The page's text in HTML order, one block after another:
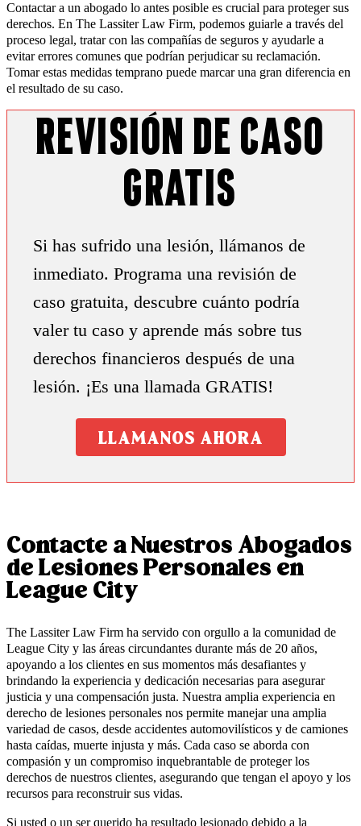
Contactar a un abogado lo antes posible es crucial para proteger sus
derechos. En The Lassiter Law Firm, podemos guiarle a través del
proceso legal, tratar con las compañías de seguros y ayudarle a
evitar errores comunes que podrían perjudicar su reclamación.
Tomar estas medidas temprano puede marcar una gran diferencia en
el resultado de su caso.
Revisión de Caso
Gratis
Si has sufrido una lesión, llámanos de
inmediato. Programa una revisión de
caso gratuita, descubre cuánto podría
valer tu caso y aprende más sobre tus
derechos financieros después de una
lesión. ¡Es una llamada GRATIS!
LLAMANOS AHORA
Contacte a Nuestros Abogados
de Lesiones Personales en
League City
The Lassiter Law Firm ha servido con orgullo a la comunidad de
League City y las áreas circundantes durante más de 20 años,
apoyando a los clientes en sus momentos más desafiantes y
brindando la experiencia y dedicación necesarias para asegurar
justicia y una compensación justa. Nuestra amplia experiencia en
derecho de lesiones personales nos permite manejar una amplia
variedad de casos, desde accidentes automovilísticos y de camiones
hasta caídas, muerte injusta y más. Cada caso se aborda con
compasión y un compromiso inquebrantable de proteger los
derechos de nuestros clientes, asegurando que tengan el apoyo y los
recursos para reconstruir sus vidas.
Si usted o un ser querido ha resultado lesionado debido a la